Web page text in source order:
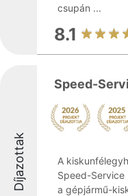
csupán ...
8.1
Díjazottak
Speed-
A
Speed-
a gépjármű-